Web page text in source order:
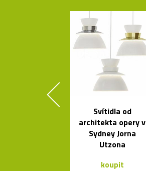
Svítidla od
architekta opery v
Sydney Jorna
Utzona
koupit